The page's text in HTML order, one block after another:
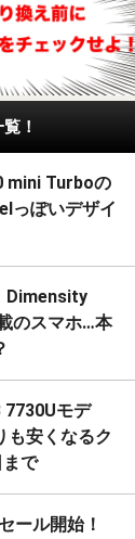
！
mini Turboの
っぽいデザイ
Dimensity
のスマホ…本
7730Uモデ
も安くなるク
で
ール開始！